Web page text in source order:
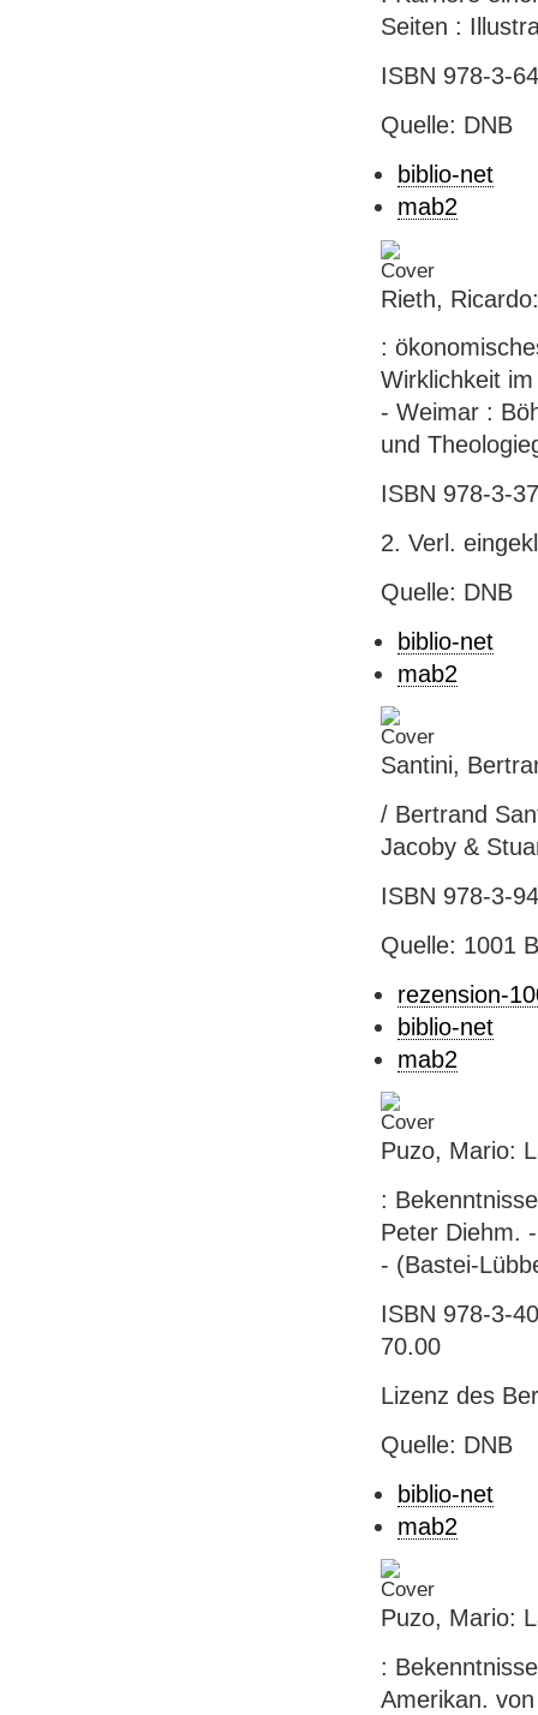
Seiten :
ISBN 978-3-
Quelle: DNB
biblio-net
mab2
Rieth,
:
Wirklichkeit
- Weimar :
und
ISBN 978-3-
2. Verl.
Quelle: DNB
biblio-net
mab2
Santini,
/ Bertrand
Jacoby &
ISBN 978-3-
Quelle: 1001
rezension-
biblio-net
mab2
Puzo, Mario:
:
Peter Diehm.
- (Bastei-
ISBN 978-3-
70.00
Lizenz des
Quelle: DNB
biblio-net
mab2
Puzo, Mario:
:
Amerikan.